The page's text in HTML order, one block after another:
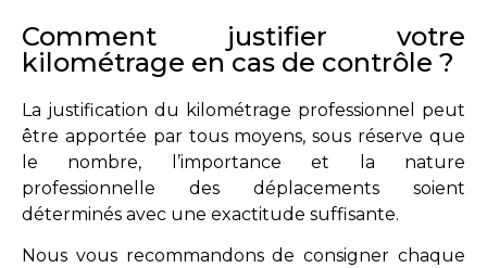
Comment justifier votre
kilométrage en cas de contrôle ?
La justification du kilométrage professionnel peut
être apportée par tous moyens, sous réserve que
le nombre, l’importance et la nature
professionnelle des déplacements soient
déterminés avec une exactitude suffisante.
Nous vous recommandons de consigner chaque